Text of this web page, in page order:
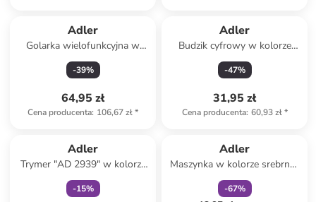
Adler
Golarka wielofunkcyjna w
kolorze białym
-39%
64,95 zł
Cena producenta: 106,67 zł*
Adler
Budzik cyfrowy w kolorze
czarnym
-47%
31,95 zł
Cena producenta: 60,93 zł*
Adler
Trymer "AD 2939" w kolorze
białym do włosów
-15%
Adler
Maszynka w kolorze srebrno-
czarnym do strzyżenia
włosów - 13,5 x 20 x 9 cm
-67%